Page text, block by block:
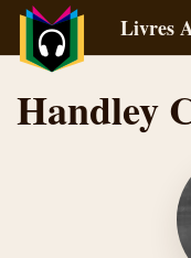
Livres
Handley